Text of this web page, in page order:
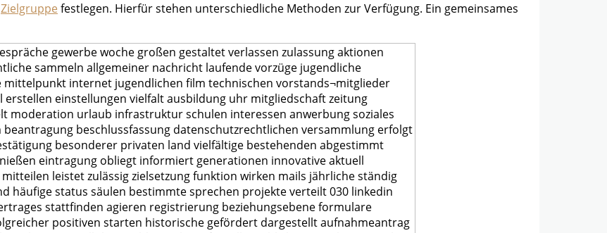
Zielgruppe festlegen. Hierfür stehen unterschiedliche Methoden zur Verfügung. Ein gemeinsames